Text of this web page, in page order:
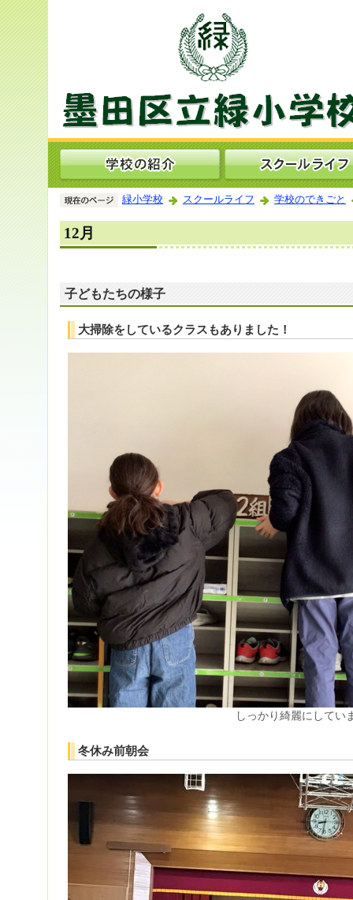
緑小学校 スクールライフ 学校のできごと
12月
子どもたちの様子
大掃除をしているクラスもありました！
しっかり綺麗にしてい
冬休み前朝会